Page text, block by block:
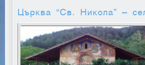
Църква “Св. Никола” –